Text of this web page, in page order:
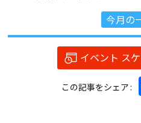
今月の
イベント ス
この記事をシェア